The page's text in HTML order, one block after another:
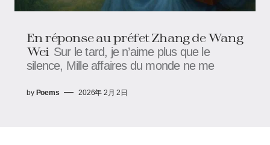
En réponse au préfet Zhang de Wang
Wei Sur le tard, je n’aime plus que le
silence, Mille affaires du monde ne me
by Poems 2026年 2月 2日